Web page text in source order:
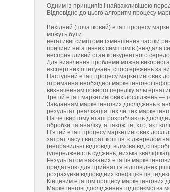
Одним із принципів і найважливішою
Відповідно до цього алгоритм процесу
Вихідний (початковий) етап процесу
можуть бути:
негативні симптоми (зменшення частки
причини негативних симптомів (невдала
несприятливий стан конкурентного
Для виявлення проблеми можна
експертних опитувань, спостережень за
Наступний етап процесу маркетингових
отримання необхідної маркетингової
визначенням повного переліку
Третій етап маркетингових досліджень —
Завданням маркетингових досліджень є
результат реалізація тих чи тих
На четвертому етапі розробляють
обробки та аналізу, а також те, хто, як і
П'ятий етап процесу маркетингових
затрат часу і витрат коштів, є джерелом
(неправильні відповіді, відмова від
(упередженість суджень, низька
Результатом названих етапів
придатною для прийняття відповідних
розрахунки відповідних коефіцієнтів,
Кінцевим етапом процесу маркетингових
Маркетингові дослідження підприємства